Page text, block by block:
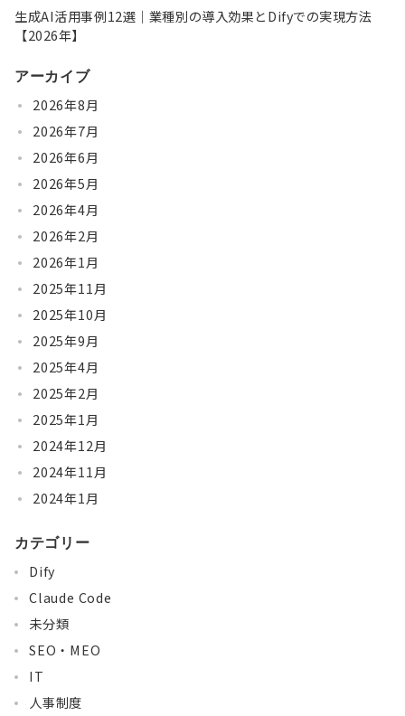
生成AI活用事例12選｜業種別の導入効果とDifyでの実現方法
【2026年】
アーカイブ
2026年8月
2026年7月
2026年6月
2026年5月
2026年4月
2026年2月
2026年1月
2025年11月
2025年10月
2025年9月
2025年4月
2025年2月
2025年1月
2024年12月
2024年11月
2024年1月
カテゴリー
Dify
Claude Code
未分類
SEO・MEO
IT
人事制度